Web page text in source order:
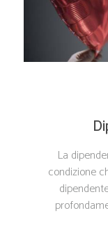
La
condizione